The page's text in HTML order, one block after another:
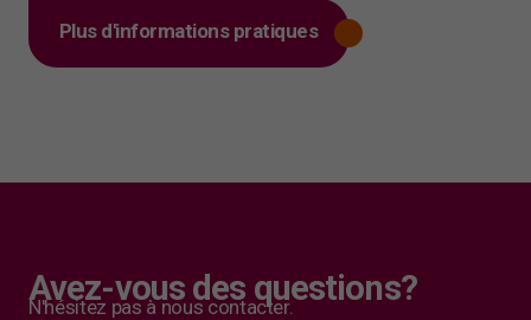
Plus d'informations pratiques
Avez-vous des questions?
N'hésitez pas à nous contacter.